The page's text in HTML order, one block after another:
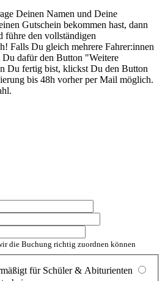
Deinen Namen und Deine
Gutschein bekommen hast, dann
führe den vollständigen
Falls Du gleich mehrere Fahrer:innen
Du dafür den Button "Weitere
Du fertig bist, klickst Du den Button
bis 48h vorher per Mail möglich.
die Buchung richtig zuordnen können
für Schüler & Abiturienten